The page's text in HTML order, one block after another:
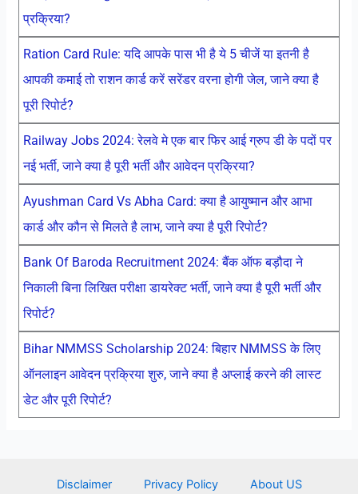
प्रक्रिया?
Ration Card Rule: यदि आपके पास भी है ये 5 चीजें या इतनी है
आपकी कमाई तो राशन कार्ड करें सरेंडर वरना होगी जेल, जाने क्या है
पूरी रिपोर्ट?
Railway Jobs 2024: रेलवे मे एक बार फिर आई ग्रुप डी के पदों पर
नई भर्ती, जाने क्या है पूरी भर्ती और आवेदन प्रक्रिया?
Ayushman Card Vs Abha Card: क्या है आयुष्मान और आभा
कार्ड और कौन से मिलते है लाभ, जाने क्या है पूरी रिपोर्ट?
Bank Of Baroda Recruitment 2024: बैंक ऑफ बड़ौदा ने
निकाली बिना लिखित परीक्षा डायरेक्ट भर्ती, जाने क्या है पूरी भर्ती और
रिपोर्ट?
Bihar NMMSS Scholarship 2024: बिहार NMMSS के लिए
ऑनलाइन आवेदन प्रक्रिया शुरु, जाने क्या है अप्लाई करने की लास्ट
डेट और पूरी रिपोर्ट?
Disclaimer Privacy Policy
About US